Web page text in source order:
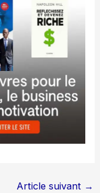
Article suivant →